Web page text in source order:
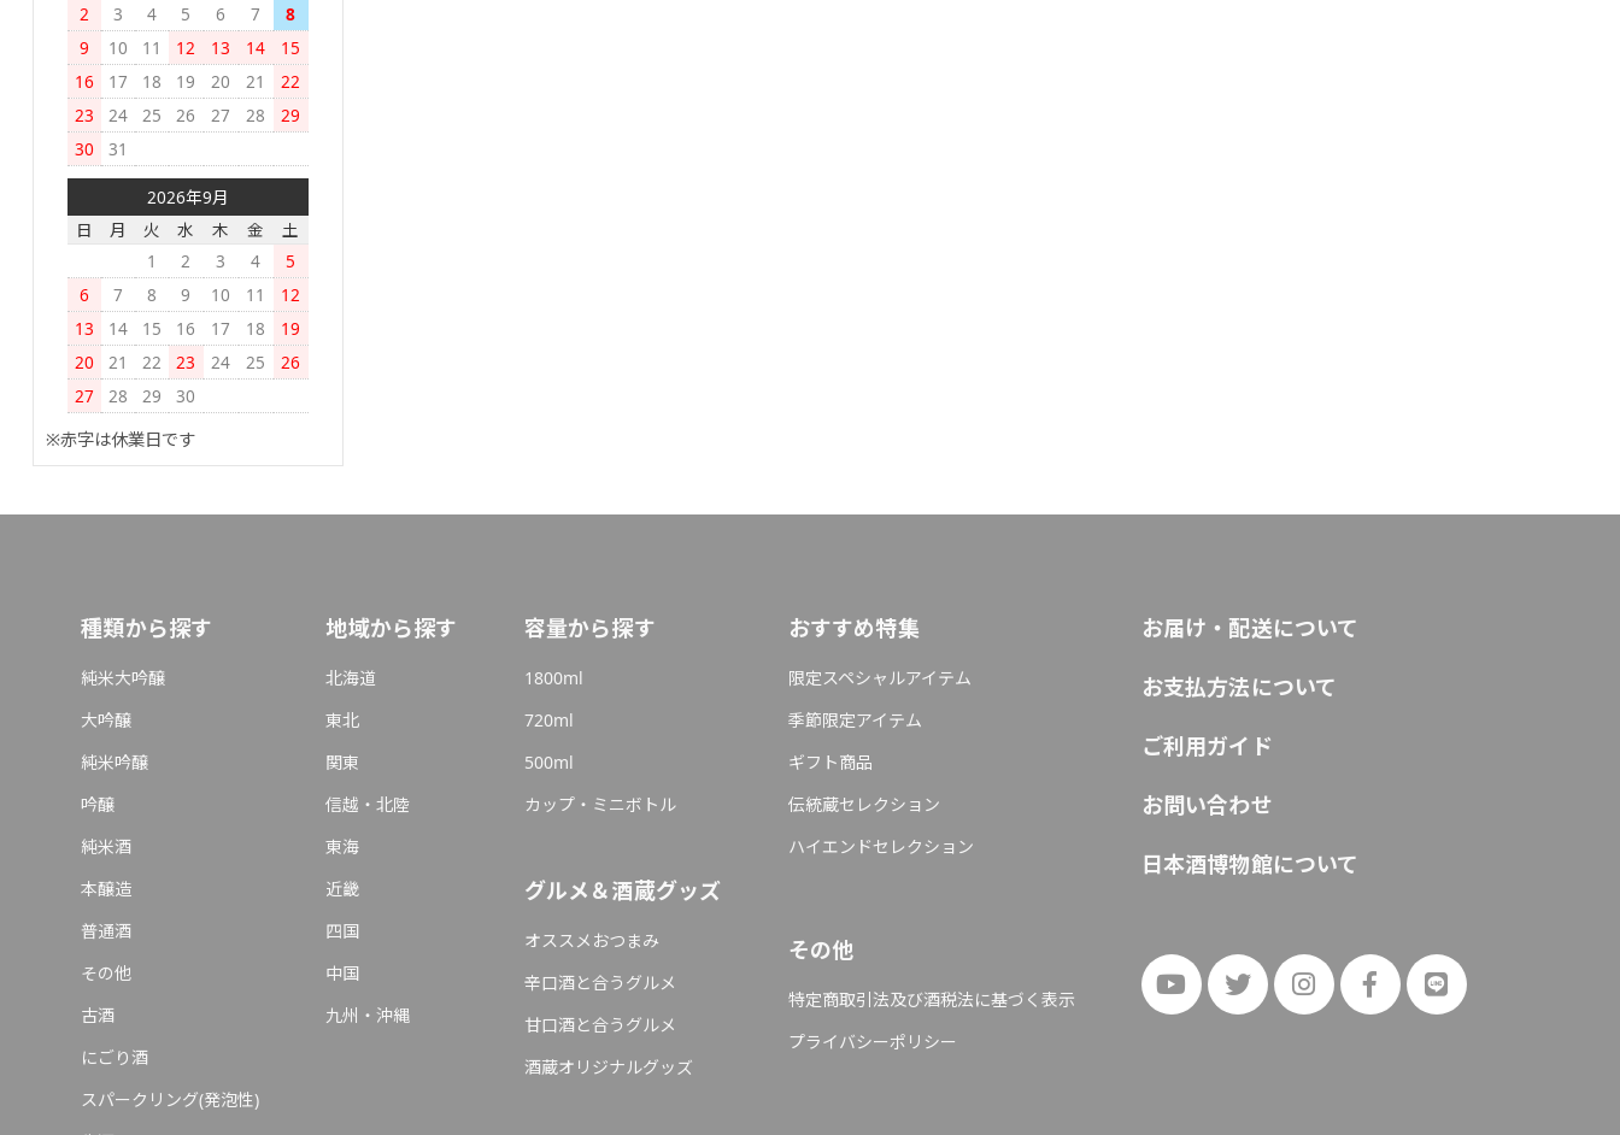
2
3 4 5 6 7
8
9
10 11 12 13 14
15
16
17 18 19 20 21
22
23
24 25 26 27 28
29
30
31
2026年9月
日
月 火 水 木 金
土
1
2 3 4
5
6
7 8 9 10 11
12
13
14 15 16 17 18
19
20
21 22 23 24 25
26
27
28 29
30
※赤字は休業日です
種類から探す
純米大吟醸
大吟醸
純米吟醸
吟醸
純米酒
本醸造
普通酒
その他
古酒
にごり酒
スパークリング(発泡性)
地域から探す
北海道
東北
関東
信越・北陸
東海
近畿
四国
中国
九州・沖縄
容量から探す
1800ml
720ml
500ml
カップ・ミニボトル
グルメ＆酒蔵グッズ
オススメおつまみ
辛口酒と合うグルメ
甘口酒と合うグルメ
酒蔵オリジナルグッズ
おすすめ特集
限定スペシャルアイテム
季節限定アイテム
ギフト商品
伝統蔵セレクション
ハイエンドセレクション
その他
特定商取引法及び酒税法に基づく表示
プライバシーポリシー
お届け・配送について
お支払方法について
ご利用ガイド
お問い合わせ
日本酒博物館について